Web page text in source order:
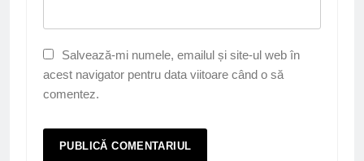
Salvează-mi numele, emailul și site-ul web în
acest navigator pentru data viitoare când o să
comentez.